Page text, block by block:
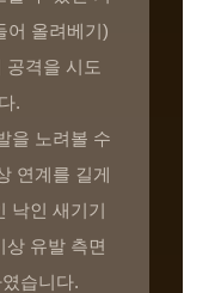
어 올려베기)
공격을 시도
.
을 노려볼 수
연계를 길게
낙인 새기기
상 유발 측면
습니다.